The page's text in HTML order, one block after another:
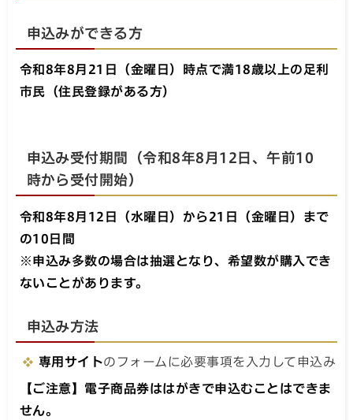
申込みができる方
令和8年8月21日（金曜日）時点で満18歳以上の足利
市民（住民登録がある方）
申込み受付期間（令和8年8月12日、午前10
時から受付開始）
令和8年8月12日（水曜日）から21日（金曜日）まで
の10日間
※申込み多数の場合は抽選となり、希望数が購入でき
ないことがあります。
申込み方法
専用サイトのフォームに必要事項を入力して申込み
【ご注意】電子商品券ははがきで申込むことはできま
せん。